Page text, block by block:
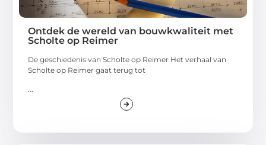
Ontdek de wereld van bouwkwaliteit met
Scholte op Reimer
De geschiedenis van Scholte op Reimer Het verhaal van
Scholte op Reimer gaat terug tot
...